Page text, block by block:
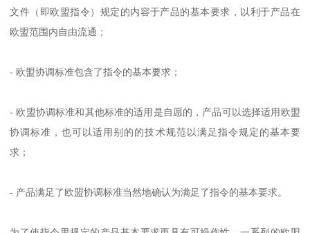
文件（即欧盟指令）规定的内容于产品的基本要求，以利于产品在
欧盟范围内自由流通；
- 欧盟协调标准包含了指令的基本要求；
- 欧盟协调标准和其他标准的适用是自愿的，产品可以选择适用欧盟
协调标准，也可以适用别的的技术规范以满足指令规定的基本要
求；
- 产品满足了欧盟协调标准当然地确认为满足了指令的基本要求。